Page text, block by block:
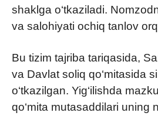
shaklga o‘tkaziladi.
va salohiyati ochiq tanlov
Bu tizim tajriba tariqasida,
va Davlat soliq qo‘mitasida
o‘tkazilgan. Yig‘ilishda
qo‘mita mutasaddilari uning